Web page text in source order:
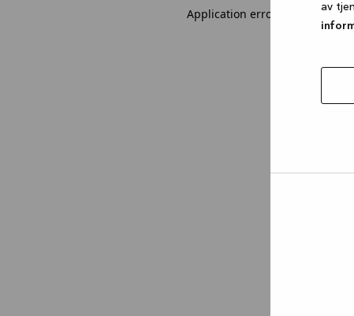
av
Application error: a client-side